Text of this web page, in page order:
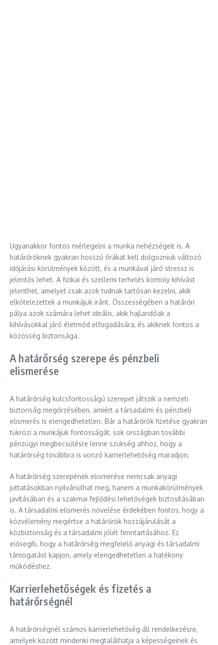
Ugyanakkor fontos mérlegelni a munka nehézségeit is. A
határőröknek gyakran hosszú órákat kell dolgozniuk változó
időjárási körülmények között, és a munkával járó stressz is
jelentős lehet. A fizikai és szellemi terhelés komoly kihívást
jelenthet, amelyet csak azok tudnak tartósan kezelni, akik
elkötelezettek a munkájuk iránt. Összességében a határőri
pálya azok számára lehet ideális, akik hajlandóak a
kihívásokkal járó életmód elfogadására, és akiknek fontos a
közösség biztonsága.
A határőrség szerepe és pénzbeli
elismerése
A határőrség kulcsfontosságú szerepet játszik a nemzeti
biztonság megőrzésében, amiért a társadalmi és pénzbeli
elismerés is elengedhetetlen. Bár a határőrök fizetése gyakran
tükrözi a munkájuk fontosságát, sok országban további
pénzügyi megbecsülésre lenne szükség ahhoz, hogy a
határőrség továbbra is vonzó karrierlehetőség maradjon.
A határőrség szerepének elismerése nemcsak anyagi
juttatásokban nyilvánulhat meg, hanem a munkakörülmények
javításában és a szakmai fejlődési lehetőségek biztosításában
is. A társadalmi elismerés növelése érdekében fontos, hogy a
közvélemény megértse a határőrök hozzájárulását a
közbiztonság és a társadalmi jólét fenntartásához. Ez
elősegíti, hogy a határőrség megfelelő anyagi és társadalmi
támogatást kapjon, amely elengedhetetlen a hatékony
működéshez.
Karrierlehetőségek és fizetés a
határőrségnél
A határőrségnél számos karrierlehetőség áll rendelkezésre,
amelyek között mindenki megtalálhatja a képességeinek és